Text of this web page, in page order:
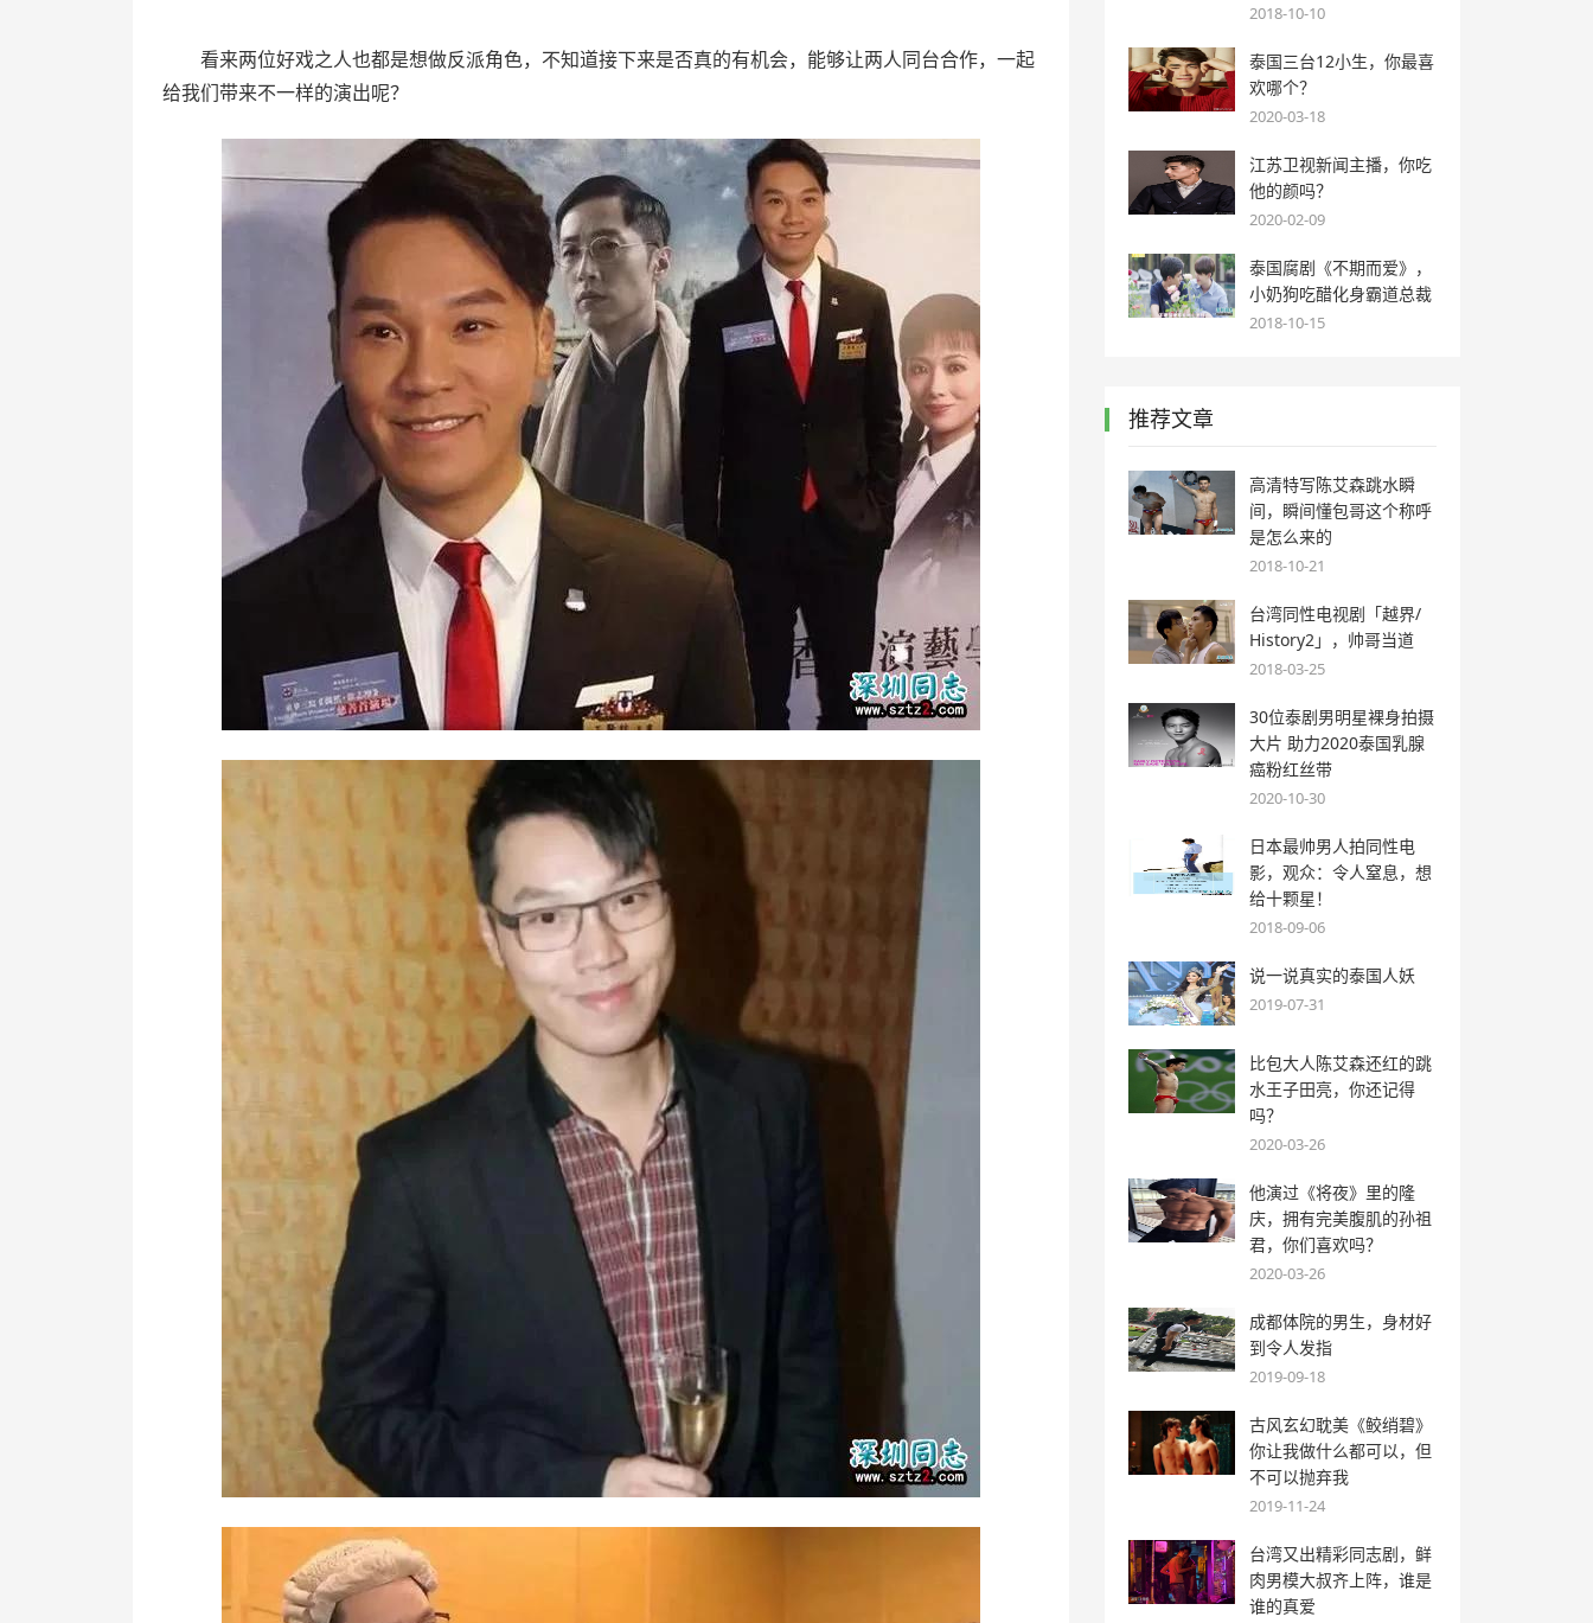
看来两位好戏之人也都是想做反派角色，不知道接下来是否真的有机会，能够让两人同台合作，一起
给我们带来不一样的演出呢？
2018-10-10
泰国三台12小生，你最喜
欢哪个？
2020-03-18
江苏卫视新闻主播，你吃
他的颜吗？
2020-02-09
泰国腐剧《不期而爱》，
小奶狗吃醋化身霸道总裁
2018-10-15
推荐文章
高清特写陈艾森跳水瞬
间，瞬间懂包哥这个称呼
是怎么来的
2018-10-21
台湾同性电视剧「越界/
History2」，帅哥当道
2018-03-25
30位泰剧男明星裸身拍摄
大片 助力2020泰国乳腺
癌粉红丝带
2020-10-30
日本最帅男人拍同性电
影，观众：令人窒息，想
给十颗星！
2018-09-06
说一说真实的泰国人妖
2019-07-31
比包大人陈艾森还红的跳
水王子田亮，你还记得
吗？
2020-03-26
他演过《将夜》里的隆
庆，拥有完美腹肌的孙祖
君，你们喜欢吗？
2020-03-26
成都体院的男生，身材好
到令人发指
2019-09-18
古风玄幻耽美《鲛绡碧》
你让我做什么都可以，但
不可以抛弃我
2019-11-24
台湾又出精彩同志剧，鲜
肉男模大叔齐上阵，谁是
谁的真爱